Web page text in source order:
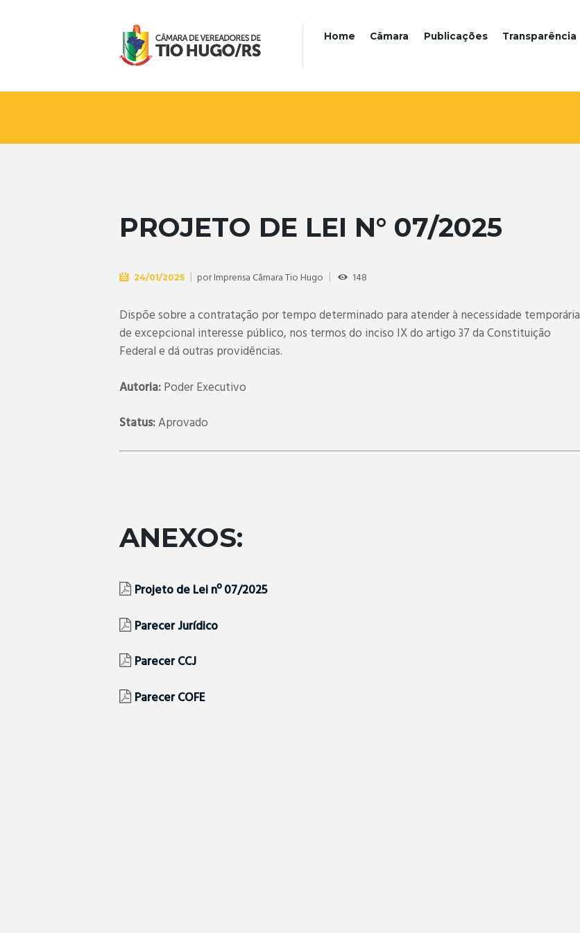
Home Câmara Publicações Transparência
PROJETO DE LEI N° 07/2025
24/01/2025 porImprensa Câmara Tio Hugo 148
Dispõe sobre a contratação por tempo determinado para atender à necessidade temporária
de excepcional interesse público, nos termos do inciso IX do artigo 37 da Constituição
Federal e dá outras providências.
Autoria:Poder Executivo
Status:Aprovado
ANEXOS:
Projeto de Lei nº 07/2025
Parecer Jurídico
Parecer CCJ
Parecer COFE